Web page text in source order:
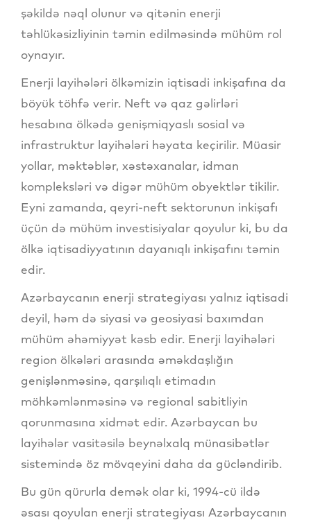
şəkildə nəql olunur və qitənin enerji
təhlükəsizliyinin təmin edilməsində mühüm rol
oynayır.
Enerji layihələri ölkəmizin iqtisadi inkişafına da
böyük töhfə verir. Neft və qaz gəlirləri
hesabına ölkədə genişmiqyaslı sosial və
infrastruktur layihələri həyata keçirilir. Müasir
yollar, məktəblər, xəstəxanalar, idman
kompleksləri və digər mühüm obyektlər tikilir.
Eyni zamanda, qeyri-neft sektorunun inkişafı
üçün də mühüm investisiyalar qoyulur ki, bu da
ölkə iqtisadiyyatının dayanıqlı inkişafını təmin
edir.
Azərbaycanın enerji strategiyası yalnız iqtisadi
deyil, həm də siyasi və geosiyasi baxımdan
mühüm əhəmiyyət kəsb edir. Enerji layihələri
region ölkələri arasında əməkdaşlığın
genişlənməsinə, qarşılıqlı etimadın
möhkəmlənməsinə və regional sabitliyin
qorunmasına xidmət edir. Azərbaycan bu
layihələr vasitəsilə beynəlxalq münasibətlər
sistemində öz mövqeyini daha da gücləndirib.
Bu gün qürurla demək olar ki, 1994-cü ildə
əsası qoyulan enerji strategiyası Azərbaycanın